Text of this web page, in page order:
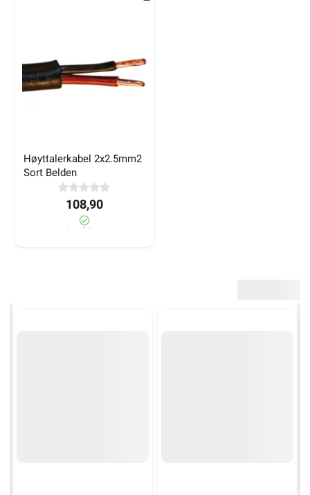
Høyttalerkabel 2x2.5mm2
Sort Belden
108,90
10+ på lager